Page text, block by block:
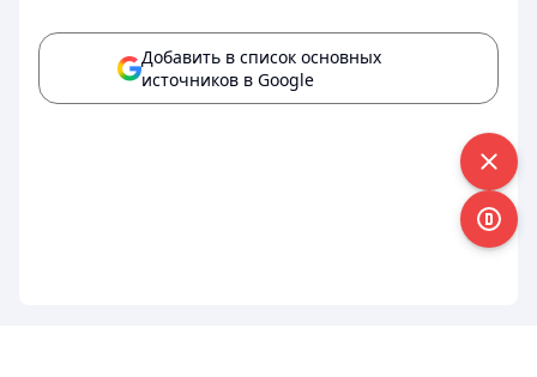
Добавить в список основных
источников в Google